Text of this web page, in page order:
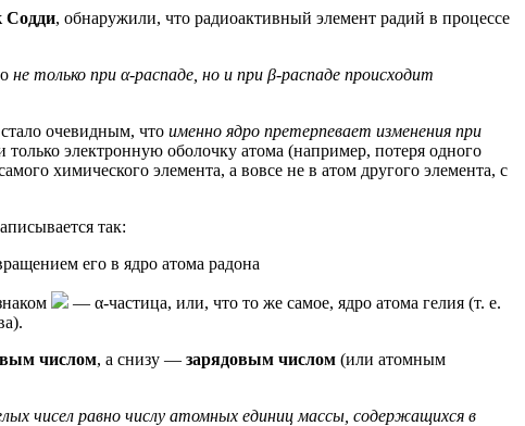
Содди, обнаружили, что радиоактивный элемент радий в процессе
не только при α-распаде, но и при β-распаде происходит
очевидным, что именно ядро претерпевает изменения при
только электронную оболочку атома (например, потеря одного
химического элемента, а вовсе не в атом другого элемента, с
так:
— α-частица, или, что то же самое, ядро атома гелия (т. е.
числом, а снизу — зарядовым числом (или атомным
чисел равно числу атомных единиц массы, содержащихся в